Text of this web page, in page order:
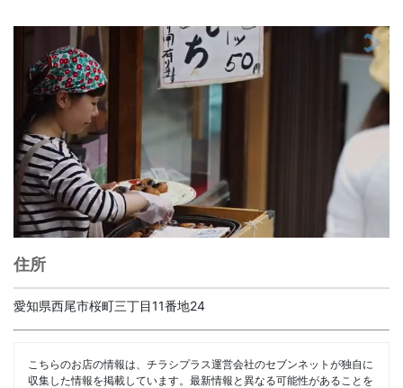
住所
愛知県西尾市桜町三丁目11番地24
こちらのお店の情報は、チラシプラス運営会社のセブンネットが独自に
収集した情報を掲載しています。最新情報と異なる可能性があることを